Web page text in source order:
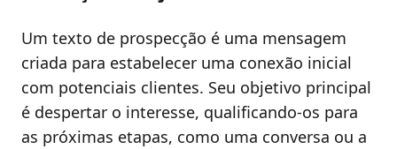
Um texto de prospecção é uma mensagem
criada para estabelecer uma conexão inicial
com potenciais clientes. Seu objetivo principal
é despertar o interesse, qualificando-os para
as próximas etapas, como uma conversa ou a